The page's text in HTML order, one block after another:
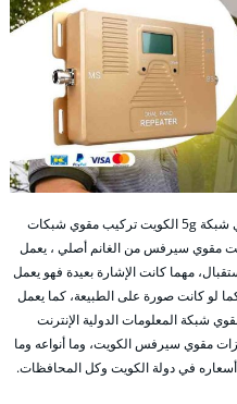
افضل مقوي سيرفس 5g النسيم الكويت مقوي شبكة 5g الكويت تركيب مقوي شبكات
مقوي سيرفس من الغانم أصلي ، يعمل
مهما كانت الإشارة بعيدة فهو يعمل
لو كانت صورة على الطبيعة، كما يعمل
شبكة المعلومات الدولية الإنترنت
مقوي سيرفس الكويت، وما أنواعه وما
في دولة الكويت وكل المحافظات.